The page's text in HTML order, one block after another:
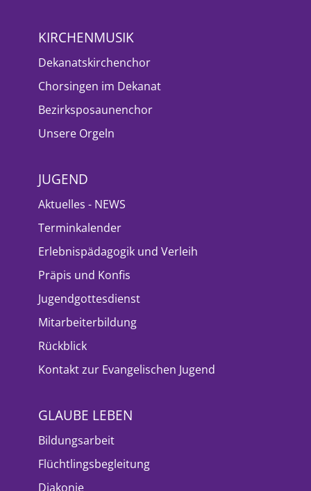
KIRCHENMUSIK
Dekanatskirchenchor
Chorsingen im Dekanat
Bezirksposaunenchor
Unsere Orgeln
JUGEND
Aktuelles - NEWS
Terminkalender
Erlebnispädagogik und Verleih
Präpis und Konfis
Jugendgottesdienst
Mitarbeiterbildung
Rückblick
Kontakt zur Evangelischen Jugend
GLAUBE LEBEN
Bildungsarbeit
Flüchtlingsbegleitung
Diakonie